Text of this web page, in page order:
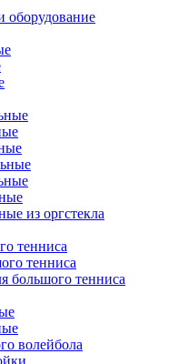
оборудование
из оргстекла
тенниса
тенниса
большого тенниса
волейбола